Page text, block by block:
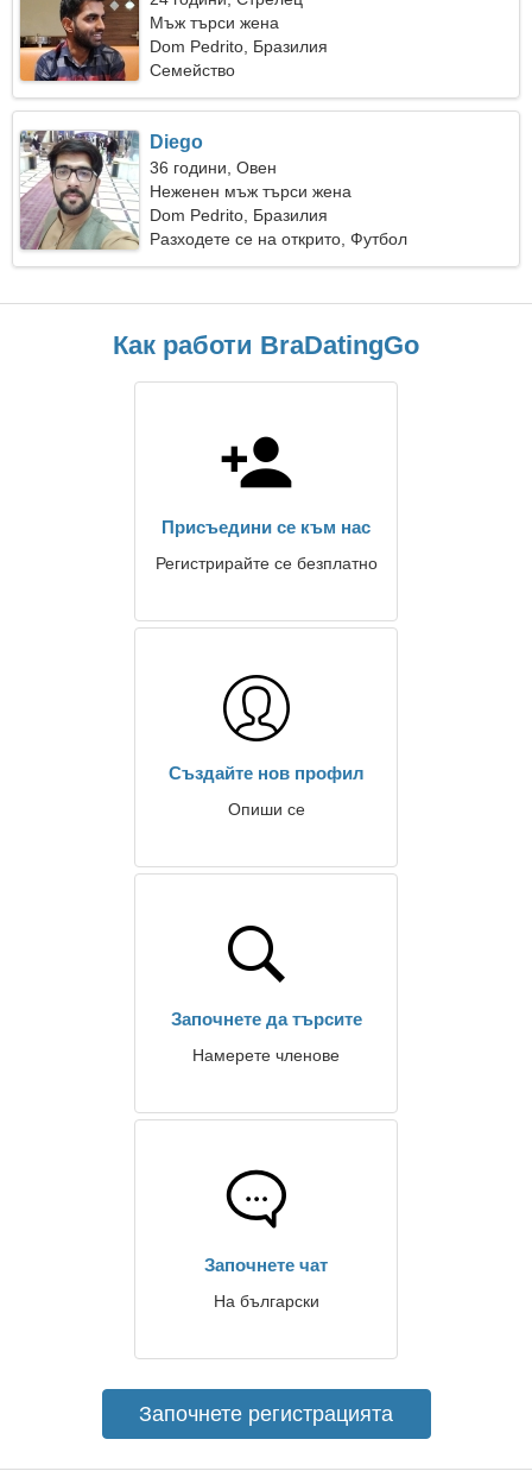
Мъж търси жена
Dom Pedrito, Бразилия
Семейство
Diego
36 години, Овен
Неженен мъж търси жена
Dom Pedrito, Бразилия
Разходете се на открито, Футбол
Как работи BraDatingGo
Присъедини се към нас
Регистрирайте се безплатно
Създайте нов профил
Опиши се
Започнете да търсите
Намерете членове
Започнете чат
На български
Започнете регистрацията